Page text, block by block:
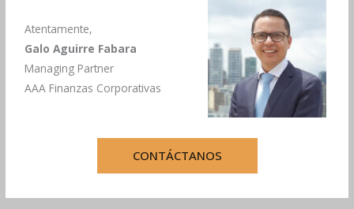
Atentamente,
Galo Aguirre Fabara
Managing Partner
AAA Finanzas Corporativas
CONTÁCTANOS